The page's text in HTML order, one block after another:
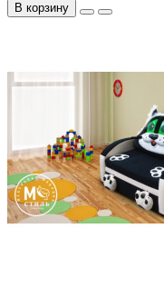
В корзину